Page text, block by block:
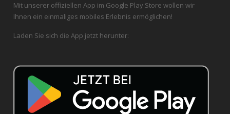
Mit unserer offiziellen App im Google Play Store wollen wir
Ihnen ein einmaliges mobiles Erlebnis ermöglichen!
Laden Sie sich die App jetzt herunter: